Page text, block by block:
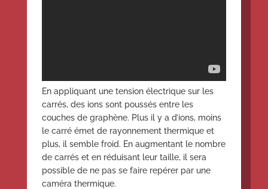
En appliquant une tension électrique sur les
carrés, des ions sont poussés entre les
couches de graphène. Plus il y a d’ions, moins
le carré émet de rayonnement thermique et
plus, il semble froid. En augmentant le nombre
de carrés et en réduisant leur taille, il sera
possible de ne pas se faire repérer par une
caméra thermique.